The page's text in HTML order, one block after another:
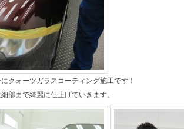
クォーツガラスコーティング施工です！
部まで綺麗に仕上げていきます。